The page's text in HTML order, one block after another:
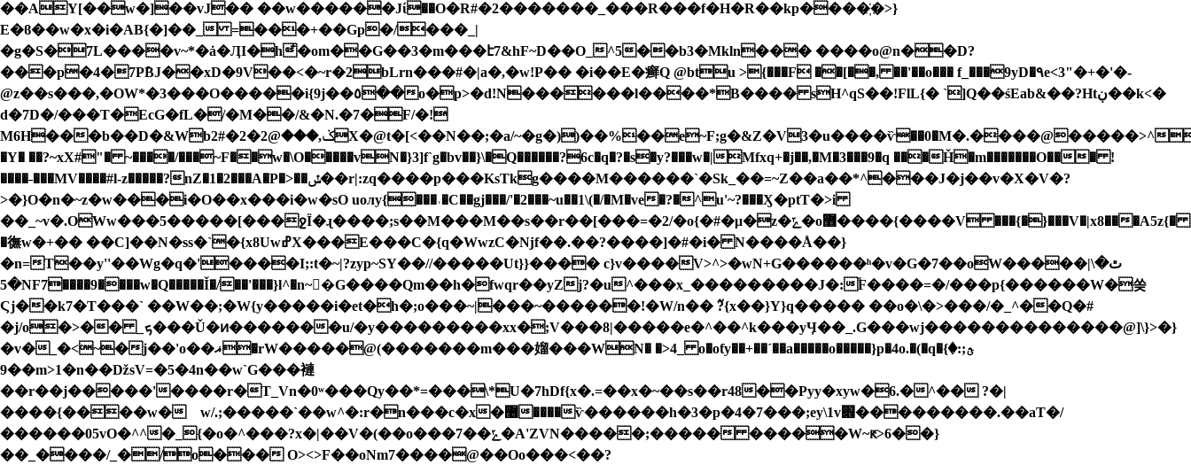
��AY[��w�]��vJ�� ��w������Jί��O�R#�2�������_���R���f�H�R��kp����҉�>}
E�ϐ��w�x�i�AB{�]��_ =���+��Gp�/���_|
�g�S�7L����v~*�ȧ�ӅI�h᷵�om��G��3�m���է7&hF~D��O_^5��b3�Mkln��� ����o@n��D?
���p�4�7PܺBJ��xD�9V��<�~r�2bLrn���#�|a�,�w!Ρ�� �i��E�癣Q @btu >{���F ��[��, ��'��o��� f_���9yD�٩e<3"�+�'�-
@z��s���,�OW*�3���O�����i{9j��٥��o�p>�d!N������l����*B���� sH^qS��!FlL{� `]Q��śEab&��?Htڹ��k<�
d�7D�/���T�EcG�fL�/�M��/&�N.�7�F/�!
M6H���b��D�&Wb2#�ݢ,���@2�2X�@t�[<��N��;�a/~�g�))��%��e~F;g�&Z�V3�u����ѷ��0�M�.����@�����>^&�/D�zy�{�5�3%$��\c�)6@�L��A.A�������H��_3C�eHY�9���M[���򴆸^���lb|i�{�[N�?.��%��������x�l�j�
�Y� ��?~xX#"� ~����/���~F��w�\O�����vN�}3]f`g�bv��}\�Q������?6c�q�?�s�y?���w�|Mfxq+�j��,�M�3���9�q ���Ȟ�m�������O��� !
����˗���MV����#l-z�����?nZ�1�2���A�P�>��ݽ��r|:zq����p���KsTkg����M������`�Sk_��=~Z��a��*^���J�j��v�X�V�?
>�}O�n�~z�w���i�O��x���i�w�sO uoлy{���˓�C��gj���/'�2���~u��1\(�/�M�ve�?�^u'~?���Ӽ�ptT�>i
��_~v�.OWw���5�����[���ջÏ�ɻ����;s��M���M��s��r��[���=�2/�o{�#�μ�z�ݻ�o޻����{����V ���{�}���V�|x8���A5z{�
�㣳w�+�� ��C]��N�ss�`�{x8UwߝX���E���C�{q�WwzC�ǋf��.��?����]�#�i� N����Å��}
�n=T��y''��Wg�q�'����I;:t�~|?zyp~SY��//�����Ut}}���� c}v����V>^>�wN+G������ʰ�v�G�7��oW�����ٿ�\|
�5NF7����9����w�Q�����Ǐ�/��'���}l^�n~�G����Qm��һ�fwqr��yZj?�u^���x_���������J�:֕F����=�/���p{������W�쏮
Ϛj��k7�T���` ��W��;�W{y�����i�et�h�;o���~|���~������ǃ�W/n�� ߬?{x��}Y}q����� ��o�\�>���/�_^��Q�#
�j/o�>�� _ܟ���Ǔ�ͷ�������u/�y���������xx�;V���8|�����e�^��^k���yӋ��_.G���wj��������������@]\}>�}
�v�_�<~�j��'o��ޣ�rW�����@(�������m���媹���WN� �>4_ o�oƭy��+��ˊ��a�����o�����}p�4o.�(�q�ؿ;:�}
��9m>1�n��ǅsV=�5�4n��w`G���褳
��r��j�����'����r�T_Vn�0ʷ���Qy��*=���\*U�7hDf{x�.=��x�~��s��r48��Pyy�xyw�6.�^�� ?�|
����{����w�𥉉w/.;�����`��w^�:r�n���c�x�޶����ѷ������h�3�p�4�7���;ey\1v׋���������.��aT�/
������05vO�^^�_{�o�^���?x�|��V�(��o���7��ݻ�A'ZVN�����;����� �����W~ԟ>6��}
��_����/_�/o��� O><>F��oNm7����@��Oo���<��?